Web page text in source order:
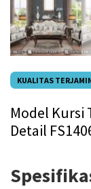
KUALITAS
Model Kursi
Detail